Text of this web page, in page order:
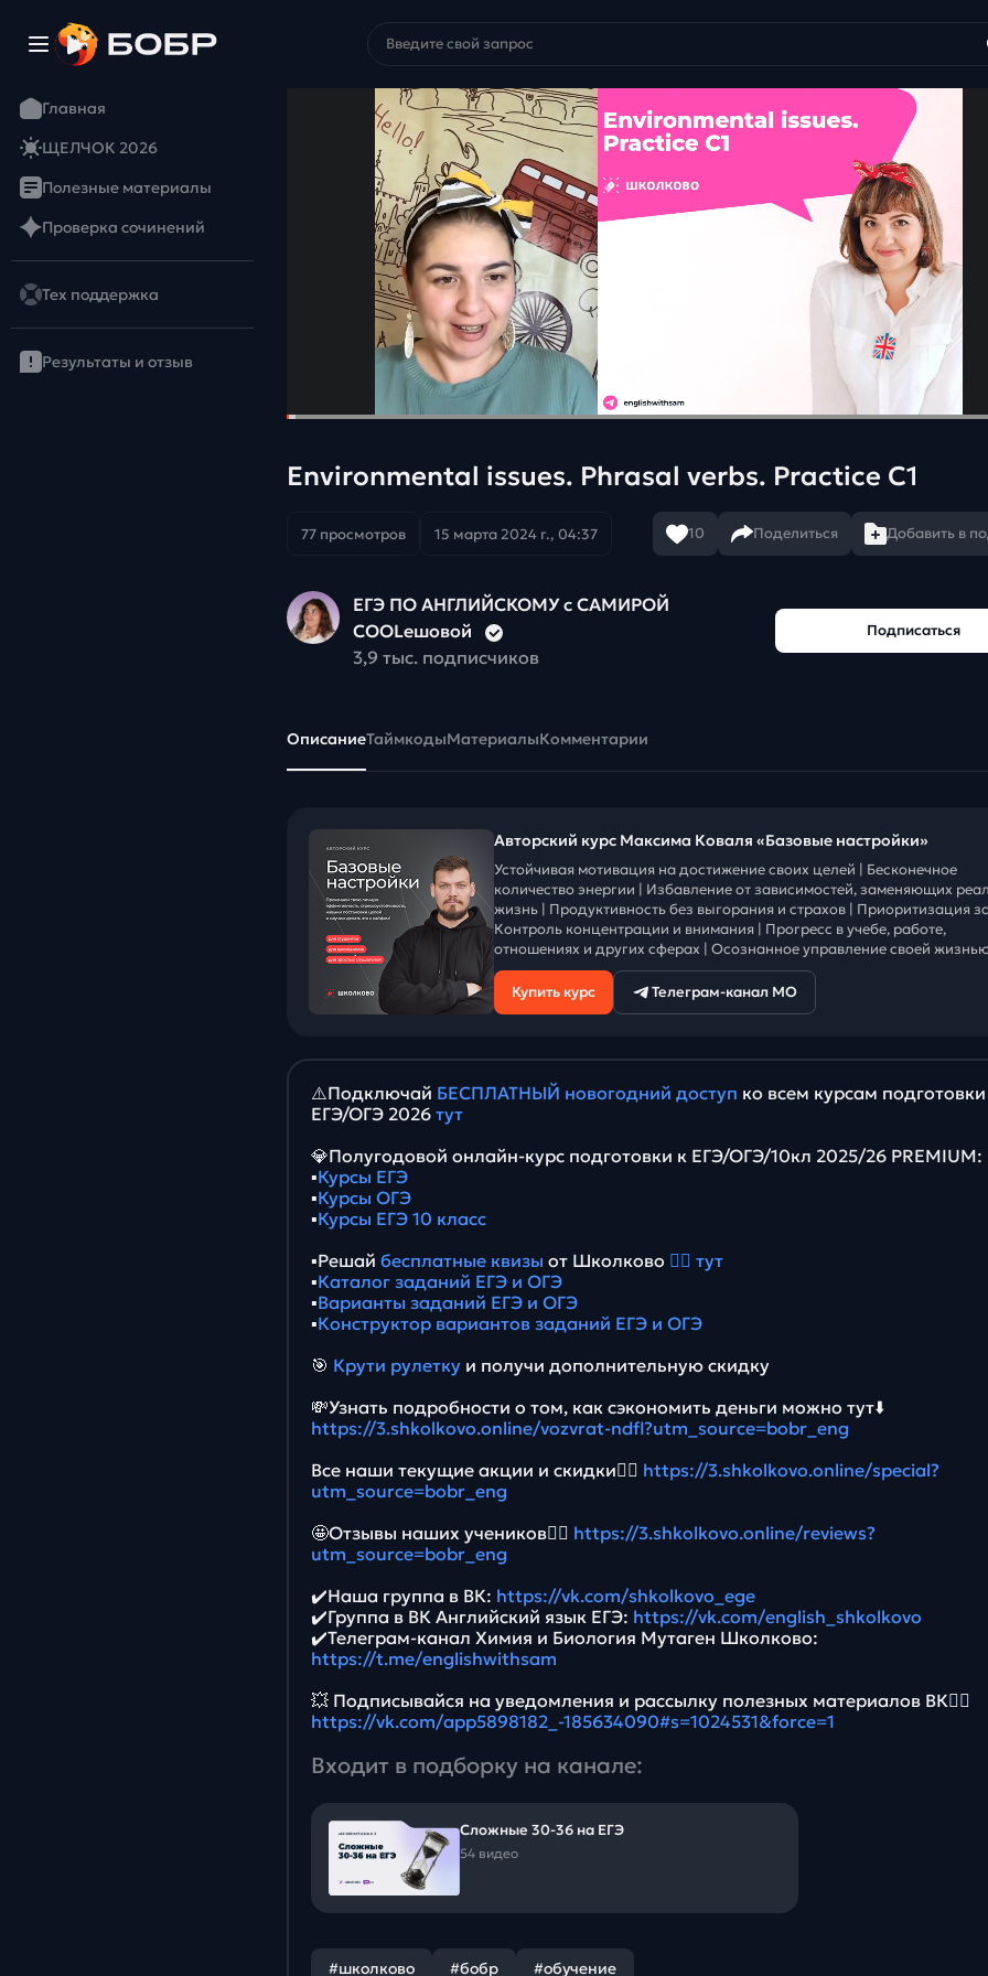
Главная
ЩЕЛЧОК 2026
Полезные материалы
Проверка сочинений
Тех поддержка
Результаты и отзыв
Environmental issues. Phrasal verbs. Practice C1
77 просмотров 15 марта 2024 г., 04:37 10 Поделиться Добавить в
ЕГЭ ПО АНГЛИЙСКОМУ с САМИРОЙ
COOLешовой
3,9 тыс. подписчиков
Подписаться
ОписаниеТаймкодыМатериалыКомментарии
Авторский курс Максима Коваля «Базовые настройки»
Устойчивая мотивация на достижение своих целей | Бесконечное
количество энергии | Избавление от зависимостей, заменяющих
жизнь | Продуктивность без выгорания и страхов | Приоритизация
Контроль концентрации и внимания | Прогресс в учебе, работе,
отношениях и других сферах | Осознанное управление своей
Купить курс Телеграм-канал МО
⚠️Подключай БЕСПЛАТНЫЙ новогодний доступ ко всем курсам
ЕГЭ/ОГЭ 2026 тут
💎Полугодовой онлайн-курс подготовки к ЕГЭ/ОГЭ/10кл 2025/26 PREMIUM:
▪️Курсы ЕГЭ
▪️Курсы ОГЭ
▪️Курсы ЕГЭ 10 класс
▪️Решай бесплатные квизы от Школково 👉🏻 тут
▪️Каталог заданий ЕГЭ и ОГЭ
▪️Варианты заданий ЕГЭ и ОГЭ
▪️Конструктор вариантов заданий ЕГЭ и ОГЭ
🎯 Крути рулетку и получи дополнительную скидку
💸Узнать подробности о том, как сэкономить деньги можно тут⬇️
https://3.shkolkovo.online/vozvrat-ndfl?utm_source=bobr_eng
Все наши текущие акции и скидки👉🏻 https://3.shkolkovo.online/special?
utm_source=bobr_eng
🤩Отзывы наших учеников👉🏻 https://3.shkolkovo.online/reviews?
utm_source=bobr_eng
✔️Наша группа в ВК: https://vk.com/shkolkovo_ege
✔️Группа в ВК Английский язык ЕГЭ: https://vk.com/english_shkolkovo
✔️Телеграм-канал Химия и Биология Мутаген Школково:
https://t.me/englishwithsam
💥 Подписывайся на уведомления и рассылку полезных материалов ВК👉🏻
https://vk.com/app5898182_-185634090#s=1024531&force=1
Входит в подборку на канале:
Сложные 30-36 на ЕГЭ
54 видео
#школково #бобр #обучение